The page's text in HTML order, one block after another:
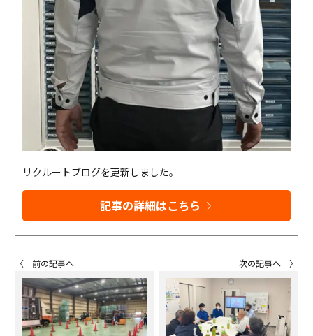
リクルートブログを更新しました。
記事の詳細はこちら
〈 前の記事へ 次の記事へ 〉